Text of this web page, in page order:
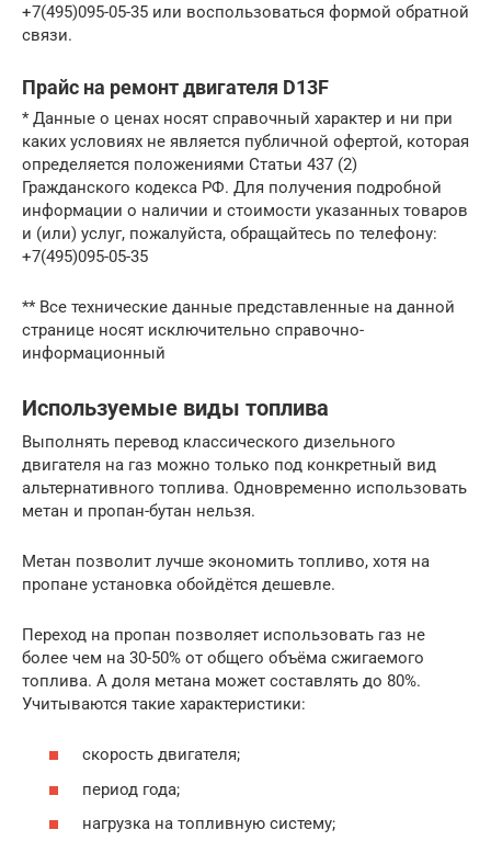
+7(495)095-05-35 или воспользоваться формой обратной
связи.
Прайс на ремонт двигателя D13F
* Данные о ценах носят справочный характер и ни при
каких условиях не является публичной офертой, которая
определяется положениями Статьи 437 (2)
Гражданского кодекса РФ. Для получения подробной
информации о наличии и стоимости указанных товаров
и (или) услуг, пожалуйста, обращайтесь по телефону:
+7(495)095-05-35
** Все технические данные представленные на данной
странице носят исключительно справочно-
информационный
Используемые виды топлива
Выполнять перевод классического дизельного
двигателя на газ можно только под конкретный вид
альтернативного топлива. Одновременно использовать
метан и пропан-бутан нельзя.
Метан позволит лучше экономить топливо, хотя на
пропане установка обойдётся дешевле.
Переход на пропан позволяет использовать газ не
более чем на 30-50% от общего объёма сжигаемого
топлива. А доля метана может составлять до 80%.
Учитываются такие характеристики:
скорость двигателя;
период года;
нагрузка на топливную систему;